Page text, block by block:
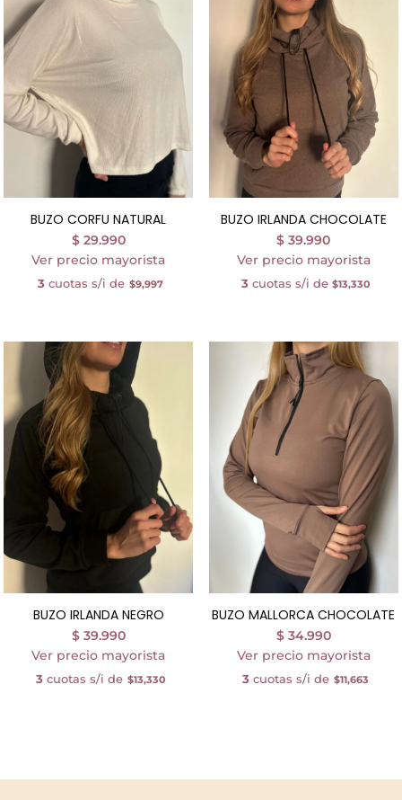
BUZO CORFU NATURAL
$29.990
Ver precio mayorista
3 cuotas s/i de $9,997
BUZO IRLANDA CHOCOLATE
$ 39.990
Ver precio mayorista
3cuotas s/i de $13,330
BUZO IRLANDA NEGRO
$39.990
Ver precio mayorista
3 cuotas s/i de $13,330
BUZO MALLORCA CHOCOLATE
$34.990
Ver precio mayorista
3 cuotas s/i de $11,663